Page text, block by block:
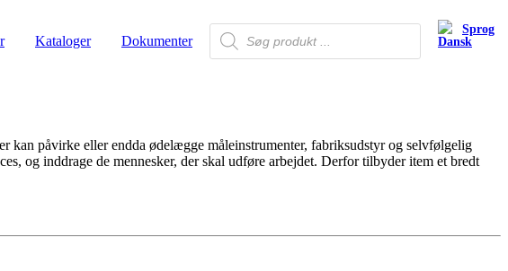
Kataloger Dokumenter
Products
search
Sprog
kan påvirke eller endda ødelægge måleinstrumenter, fabriksudstyr og selvfølgelig
og inddrage de mennesker, der skal udføre arbejdet. Derfor tilbyder item et bredt